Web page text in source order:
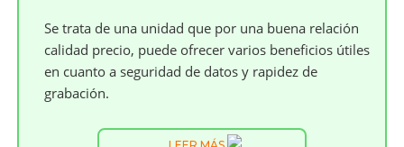
Se trata de una unidad que por una buena relación
calidad precio, puede ofrecer varios beneficios útiles
en cuanto a seguridad de datos y rapidez de
grabación.